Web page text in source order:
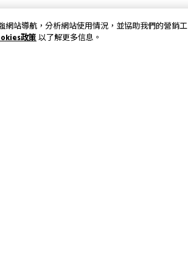
站導航，分析網站使用情況，並協助我們的營銷工
政策以了解更多信息。